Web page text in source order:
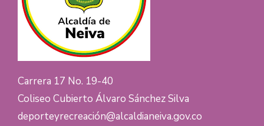
Carrera 17 No. 19-40
Coliseo Cubierto Álvaro Sánchez Silva
deporteyrecreación@alcaldianeiva.gov.co